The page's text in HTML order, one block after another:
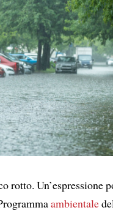
rotto. Un’espressione
ambientale